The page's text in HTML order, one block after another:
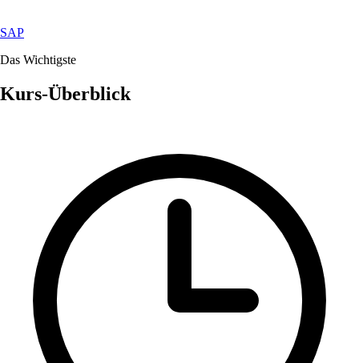
SAP
Das Wichtigste
Kurs-Überblick